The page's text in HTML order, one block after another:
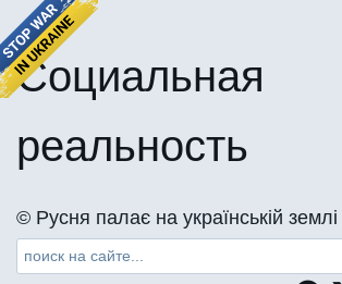
Социальная
реальность
©️ Русня палає на українській землі